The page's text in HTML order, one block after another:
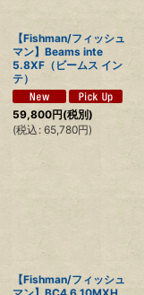
【Fishman/フィッシュ
マン】Beams inte
5.8XF（ビームス イン
テ）
59,800円(税別)
(税込 : 65,780円)
【Fishman/フィッシュ
マン】BC4 6.10MXH